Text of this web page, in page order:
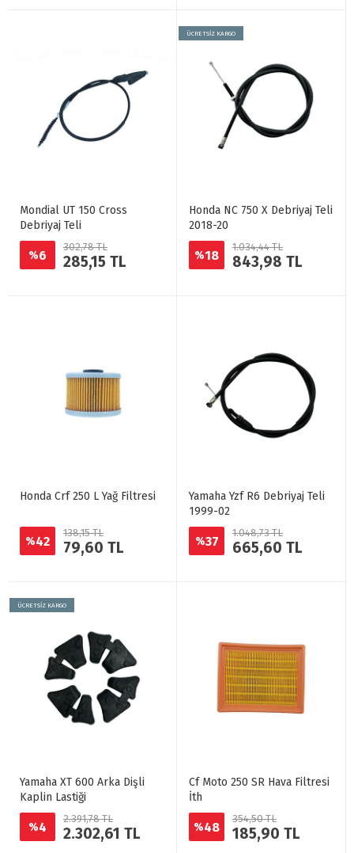
Mondial UT 150 Cross
Debriyaj Teli
%6
302,78 TL
285,15 TL
ÜCRETSİZ KARGO
Honda NC 750 X Debriyaj Teli
2018-20
%18
1.034,44 TL
843,98 TL
Honda Crf 250 L Yağ Filtresi
%42
138,15 TL
79,60 TL
Yamaha Yzf R6 Debriyaj Teli
1999-02
%37
1.048,73 TL
665,60 TL
ÜCRETSİZ KARGO
Yamaha XT 600 Arka Dişli
Kaplin Lastiği
%4
2.391,78 TL
2.302,61 TL
Cf Moto 250 SR Hava Filtresi
İth
%48
354,50 TL
185,90 TL